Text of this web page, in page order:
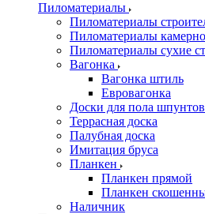
Пиломатериалы
Пиломатериалы
Пиломатериалы
Пиломатериалы сухие
Вагонка
Вагонка штиль
Евровагонка
Доски для пола
Террасная доска
Палубная доска
Имитация бруса
Планкен
Планкен прямой
Планкен
Наличник